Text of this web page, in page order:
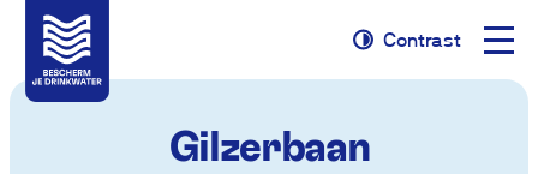
Naar
navigatie
Naar
inhoud
Contrast
Contrast
Gilzerbaan